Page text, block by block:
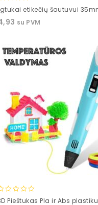
etikečių šautuvui
su PVM
Pieštukas Pla ir Abs